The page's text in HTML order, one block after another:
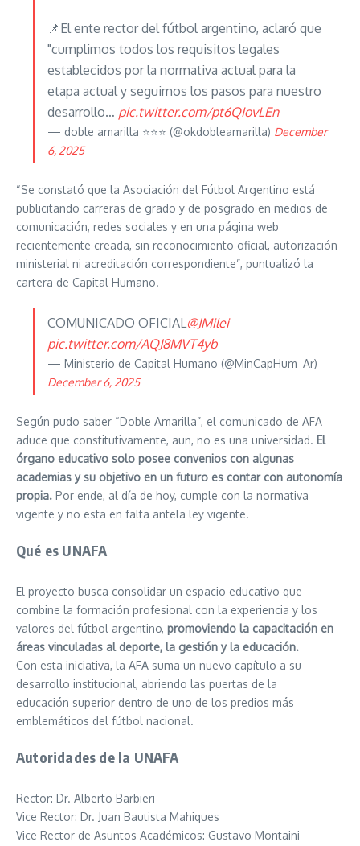
📌El ente rector del fútbol argentino, aclaró que
"cumplimos todos los requisitos legales
establecidos por la normativa actual para la
etapa actual y seguimos los pasos para nuestro
desarrollo… pic.twitter.com/pt6QIovLEn
— doble amarilla ⭐️⭐️⭐️ (@okdobleamarilla) December
6, 2025
“Se constató que la Asociación del Fútbol Argentino está
publicitando carreras de grado y de posgrado en medios de
comunicación, redes sociales y en una página web
recientemente creada, sin reconocimiento oficial, autorización
ministerial ni acreditación correspondiente”, puntualizó la
cartera de Capital Humano.
COMUNICADO OFICIAL@JMilei
pic.twitter.com/AQJ8MVT4yb
— Ministerio de Capital Humano (@MinCapHum_Ar)
December 6, 2025
Según pudo saber “Doble Amarilla”, el comunicado de AFA
aduce que constitutivamente, aun, no es una universidad. El
órgano educativo solo posee convenios con algunas
academias y su objetivo en un futuro es contar con autonomía
propia. Por ende, al día de hoy, cumple con la normativa
vigente y no esta en falta antela ley vigente.
Qué es UNAFA
El proyecto busca consolidar un espacio educativo que
combine la formación profesional con la experiencia y los
valores del fútbol argentino, promoviendo la capacitación en
áreas vinculadas al deporte, la gestión y la educación.
Con esta iniciativa, la AFA suma un nuevo capítulo a su
desarrollo institucional, abriendo las puertas de la
educación superior dentro de uno de los predios más
emblemáticos del fútbol nacional.
Autoridades de la UNAFA
Rector: Dr. Alberto Barbieri
Vice Rector: Dr. Juan Bautista Mahiques
Vice Rector de Asuntos Académicos: Gustavo Montaini